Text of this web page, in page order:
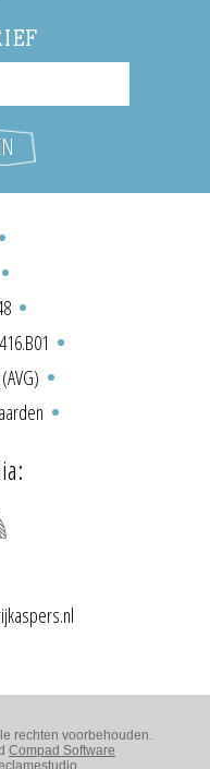
rechten voorbehouden.
Compad Software